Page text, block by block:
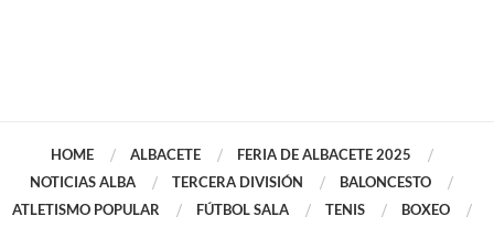
HOME ALBACETE
FERIA DE ALBACETE 2025
NOTICIAS ALBA
TERCERA DIVISIÓN
BALONCESTO
ATLETISMO POPULAR
FÚTBOL SALA TENIS
BOXEO